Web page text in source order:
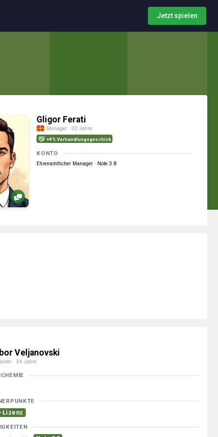
Jetzt spielen
Gligor Ferati
Manager · 30 Jahre
+4% Verhandlungsgeschick
KONTO
Ehrenamtlicher Manager · Note 3.8
Veljanovski
· 34 Jahre
Lizenz